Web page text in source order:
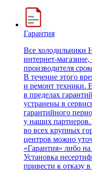
Гарантия
Все холодильники
интернет-
производителя
В течение этого
и ремонт техники.
в пределах
устранены в
гарантийного
у наших
во всех крупных
центров можно
«Гарантия» либо
Установка
привести к отказу